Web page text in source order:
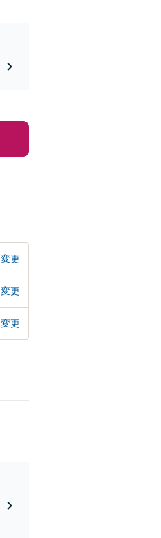
変更
変更
変更